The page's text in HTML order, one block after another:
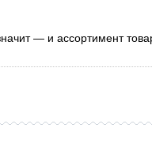
— и ассортимент